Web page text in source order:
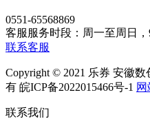
0551-65568869
客服服务时段：周一至周日
联系客服
Copyright © 2021 乐券 安徽
有 皖ICP备2022015466号-1 网
联系我们